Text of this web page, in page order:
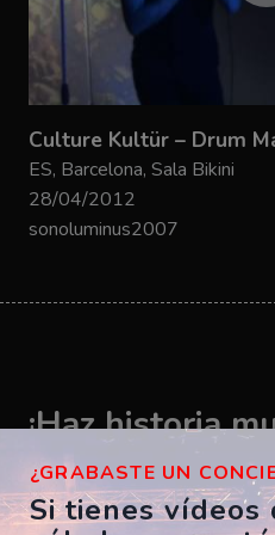
Culture Kultür – Drum
ES, Barcelona, Sala Bikini
28/04/2012
sonoluminus2007
¡Haz historia
vídeo ahora!
¿GRABASTE UN
Si tienes vídeos